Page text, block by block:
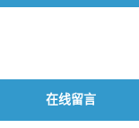
在线留言